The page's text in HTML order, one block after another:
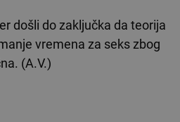
došli do zaključka da teorija
vremena za seks zbog
(A.V.)